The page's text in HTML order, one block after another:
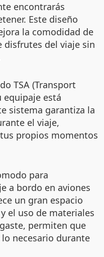
encontrarás
Este diseño
la comodidad de
disfrutes del viaje sin
TSA (Transport
está
sistema garantiza la
el viaje,
propios momentos
para
a bordo en aviones
un gran espacio
el uso de materiales
permiten que
necesario durante